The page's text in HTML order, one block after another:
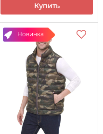
Купить
Новинка